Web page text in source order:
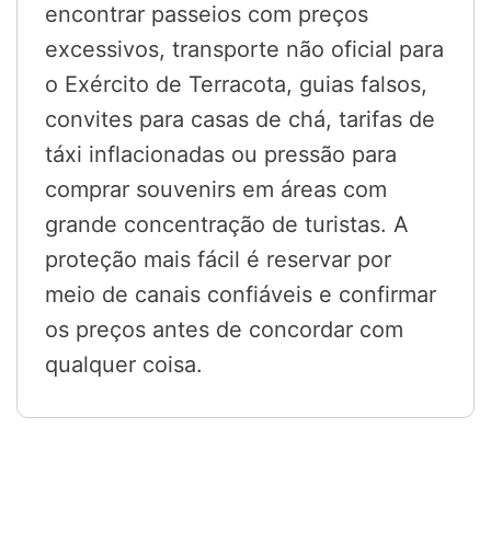
encontrar passeios com preços
excessivos, transporte não oficial para
o Exército de Terracota, guias falsos,
convites para casas de chá, tarifas de
táxi inflacionadas ou pressão para
comprar souvenirs em áreas com
grande concentração de turistas. A
proteção mais fácil é reservar por
meio de canais confiáveis e confirmar
os preços antes de concordar com
qualquer coisa.